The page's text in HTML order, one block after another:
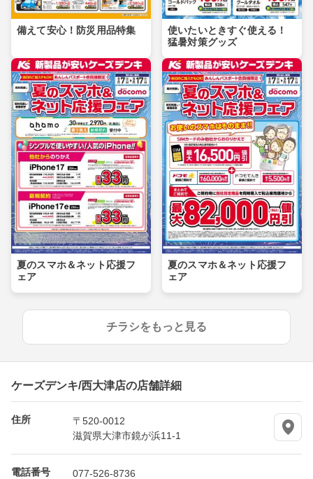
備えて安心！防災用品特集
使いたいときすぐ使える！
猛暑対策グッズ
夏のスマホ＆ネット応援フ
ェア
夏のスマホ＆ネット応援フ
ェア
チラシをもっと見る
ケーズデンキ/西大津店の店舗詳細
住所
〒520-0012
滋賀県大津市鏡が浜11-1
電話番号 077-526-8736